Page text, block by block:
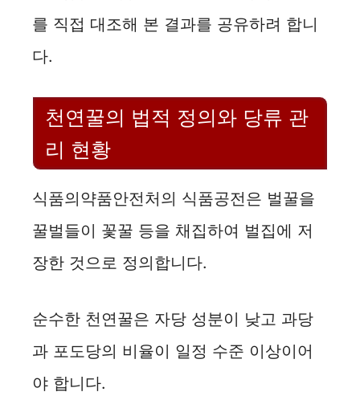
를 직접 대조해 본 결과를 공유하려 합니
다.
천연꿀의 법적 정의와 당류 관
리 현황
식품의약품안전처의 식품공전은 벌꿀을
꿀벌들이 꽃꿀 등을 채집하여 벌집에 저
장한 것으로 정의합니다.
순수한 천연꿀은 자당 성분이 낮고 과당
과 포도당의 비율이 일정 수준 이상이어
야 합니다.